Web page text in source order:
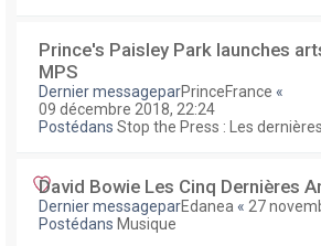
Prince's Paisley Park launches
MPS
Dernier messageparPrinceFrance «
09 décembre 2018, 22:24
Postédans Stop the Press : Les
David Bowie Les Cinq Dernières
Dernier messageparEdanea « 27
Postédans Musique